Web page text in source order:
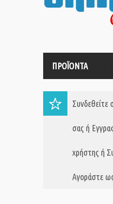
ΠΡΟΪΟΝΤΑ
Συνδεθείτε
σας ή
χρήστης ή
Αγοράστε